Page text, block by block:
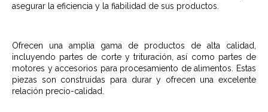
asegurar la eficiencia y la fiabilidad de sus productos.
Ofrecen una amplia gama de productos de alta calidad,
incluyendo partes de corte y trituración, así como partes de
motores y accesorios para procesamiento de alimentos. Estas
piezas son construidas para durar y ofrecen una excelente
relación precio-calidad.